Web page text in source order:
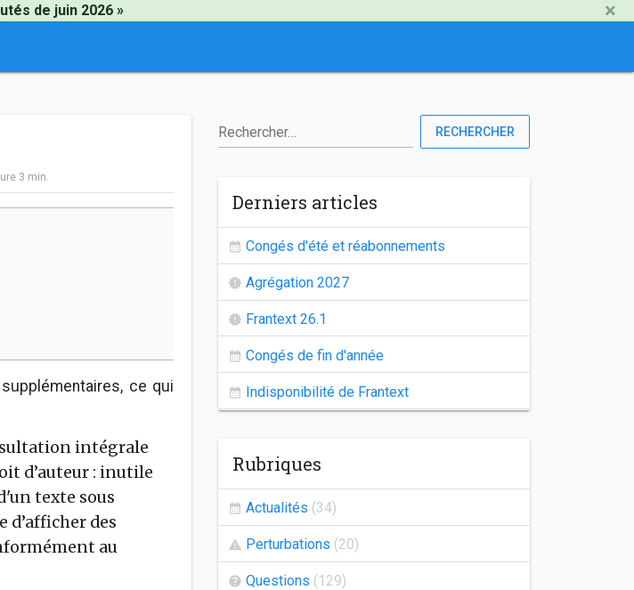
de juin 2026 » ×
3 min.
ce qui
intégrale
d’auteur : inutile
texte sous
d’afficher des
au
RECHERCHER
Derniers articles
Congés d'été et réabonnements
Agrégation 2027
Frantext 26.1
Congés de fin d'année
Indisponibilité de Frantext
Congés d'automne
Agrégation 2026
Frantext 25.2
Indisponibilité des comptes utilisateurs
Rubriques
Actualités (34)
Perturbations (20)
Questions (129)